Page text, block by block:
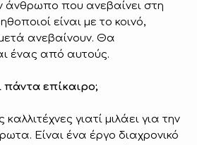
άνθρωπο που ανεβαίνει στη
είναι με το κοινό,
ανεβαίνουν. Θα
ένας από αυτούς.
πάντα επίκαιρο;
καλλιτέχνες γιατί μιλάει για την
Είναι ένα έργο διαχρονικό